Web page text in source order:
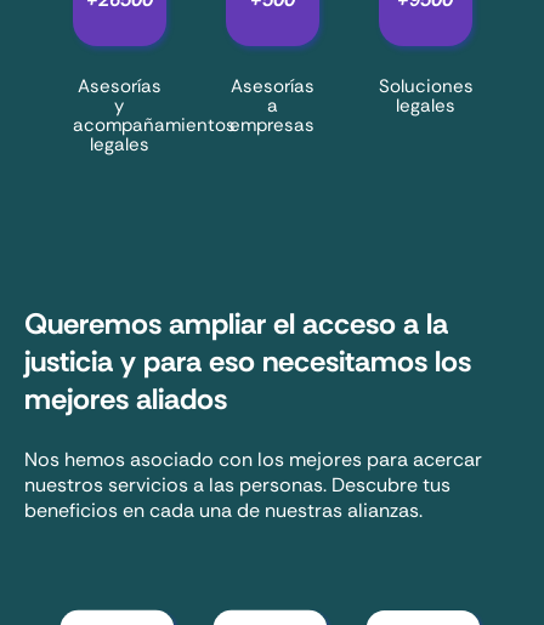
Asesorías
y
acompañamientos
legales
Asesorías
a
empresas
Soluciones
legales
Queremos ampliar el acceso a la
justicia y para eso necesitamos los
mejores aliados
Nos hemos asociado con los mejores para acercar
nuestros servicios a las personas. Descubre tus
beneficios en cada una de nuestras alianzas.